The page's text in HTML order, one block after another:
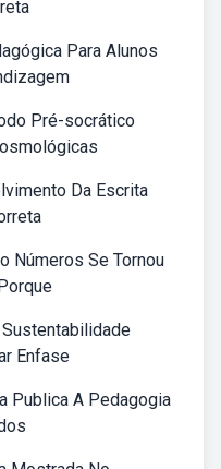
Para Alunos
Pré-socrático
Da Escrita
Números Se Tornou
Enfase
Publica A Pedagogia